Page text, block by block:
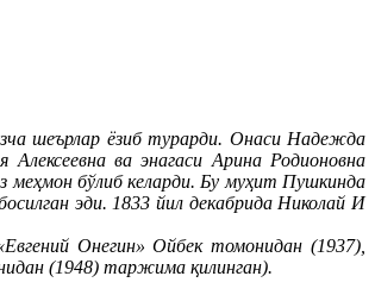
шеърлар ёзиб турарди. Онаси Надежда
ва энагаси Арина Родионовна
меҳмон бўлиб келарди. Бу муҳит Пушкинда
эди. 1833 йил декабрида Николай И
Онегин» Ойбек томонидан (1937),
(1948) таржима қилинган).